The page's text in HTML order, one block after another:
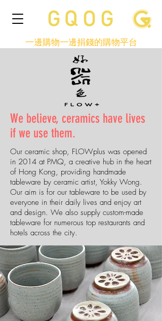
一邊購物一邊捐錢的購物平台
We believe, ceramics have lives
if we use them.
Our ceramic shop, FLOWplus was opened
in 2014 at PMQ, a creative hub in the heart
of Hong Kong, providing handmade
tableware by ceramic artist, Yokky Wong.
Our aim is for our tableware to be used by
everyone in their daily lives and enjoy art
and design. We also supply custom-made
tableware for numerous top restaurants and
hotels across the city.